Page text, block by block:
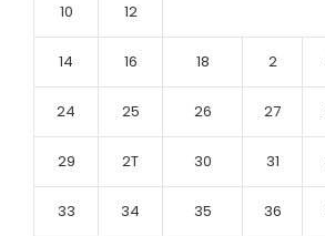
10 12
14 16 18 2
24 25 26 27
29 2T 30 31
33 34 35 36